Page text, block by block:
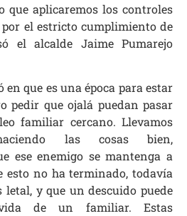
que aplicaremos los controles
el estricto cumplimiento de
el alcalde Jaime Pumarejo
que es una época para estar
pedir que ojalá puedan pasar
familiar cercano. Llevamos
las cosas bien,
ese enemigo se mantenga a
esto no ha terminado, todavía
letal, y que un descuido puede
de un familiar. Estas